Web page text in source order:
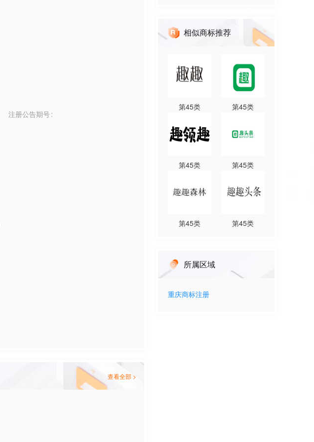
注册公告期号
查看全部 >
相似商标推荐
第45类 第45类
第45类 第45类
第45类 第45类
所属区域
重庆商标注册